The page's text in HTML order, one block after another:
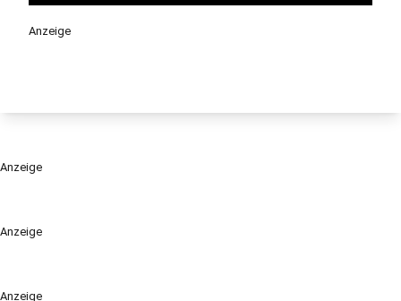
Anzeige
Anzeige
Anzeige
Anzeige